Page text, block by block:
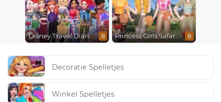
Disney Travel Diaries: City Break 8 Princess Girls Safari Trip 8
Decoratie Spelletjes
Winkel Spelletjes